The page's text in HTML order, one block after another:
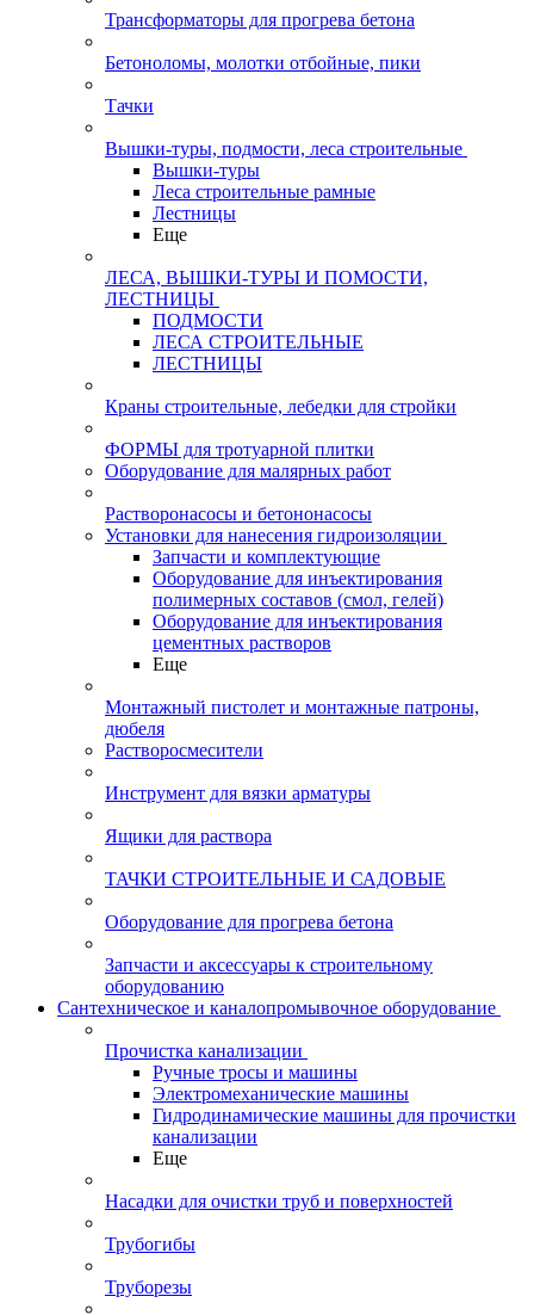
Трансформаторы для прогрева бетона
Бетоноломы, молотки отбойные, пики
Тачки
Вышки-туры, подмости, леса строительные
Вышки-туры
Леса строительные рамные
Лестницы
Еще
ЛЕСА, ВЫШКИ-ТУРЫ И ПОМОСТИ,
ЛЕСТНИЦЫ
ПОДМОСТИ
ЛЕСА СТРОИТЕЛЬНЫЕ
ЛЕСТНИЦЫ
Краны строительные, лебедки для стройки
ФОРМЫ для тротуарной плитки
Оборудование для малярных работ
Растворонасосы и бетононасосы
Установки для нанесения гидроизоляции
Запчасти и комплектующие
Оборудование для инъектирования
полимерных составов (смол, гелей)
Оборудование для инъектирования
цементных растворов
Еще
Монтажный пистолет и монтажные патроны,
дюбеля
Растворосмесители
Инструмент для вязки арматуры
Ящики для раствора
ТАЧКИ СТРОИТЕЛЬНЫЕ И САДОВЫЕ
Оборудование для прогрева бетона
Запчасти и аксессуары к строительному
оборудованию
Сантехническое и каналопромывочное оборудование
Прочистка канализации
Ручные тросы и машины
Электромеханические машины
Гидродинамические машины для прочистки
канализации
Еще
Насадки для очистки труб и поверхностей
Трубогибы
Труборезы